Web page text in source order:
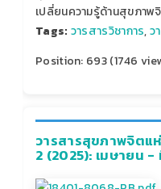
เปลี่ยนความรู้ด้านสุขภาพ
Tags: วารสารวิชาการ,ว
Position: 693(1746
วารสารสุขภาพจิตแ
2 (2025): เมษายน